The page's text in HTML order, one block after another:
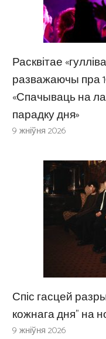
Расквітае
разважаючы пра
«Спачываць на
парадку дня»
9 жніўня 2026
Спіс гасцей
кожнага дня” на
9 жніўня 2026